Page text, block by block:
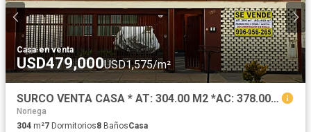
Casa·en venta
USD479,000USD1,575/m²
SURCO VENTA CASA * AT: 304.00 M2 *AC: 378.00 M2 - 2 PISOS + AIRES 7 DORM 8 BAÑOS 2 COCHERAS
Noriega
304 m²7 Dormitorios8 BañosCasa